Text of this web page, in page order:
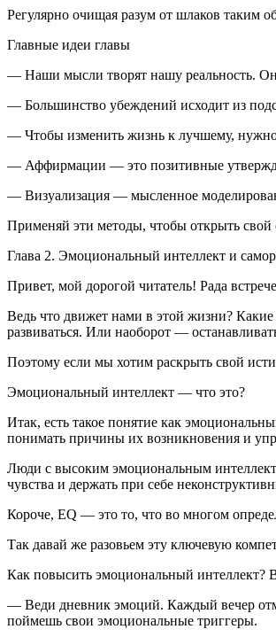
Регулярно очищая разум от шлаков таким
Главные идеи главы
— Наши мысли творят нашу реальность.
— Большинство убеждений исходит из
— Чтобы изменить жизнь к лучшему,
— Аффирмации — это позитивные
— Визуализация — мысленное
Применяй эти методы, чтобы открыть
Глава 2. Эмоциональный интеллект и
Привет, мой дорогой читатель! Рада
Ведь что движет нами в этой жизни?
развиваться. Или наоборот —
Поэтому если мы хотим раскрыть свой
Эмоциональный интеллект — что это?
Итак, есть такое понятие как
понимать причины их возникновения и
Люди с высоким эмоциональным
чувства и держать при себе
Короче, EQ — это то, что во многом
Так давай же разовьем эту ключевую
Как повысить эмоциональный интеллект?
— Веди дневник эмоций. Каждый вечер
поймешь свои эмоциональные триггеры.